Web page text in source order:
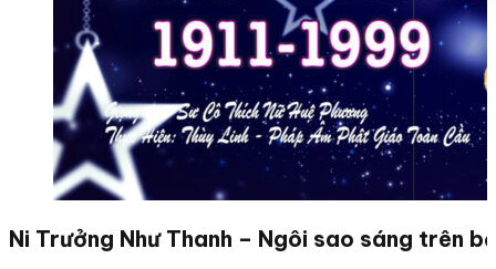
Ni Trưởng Như Thanh – Ngôi sao sáng trên